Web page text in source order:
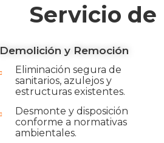
Servicio
Demolición y Remoción
Eliminación segura de
sanitarios, azulejos y
estructuras existentes.
Desmonte y disposición
conforme a normativas
ambientales.